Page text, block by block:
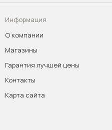
Информация
О компании
Магазины
Гарантия лучшей цены
Контакты
Карта сайта